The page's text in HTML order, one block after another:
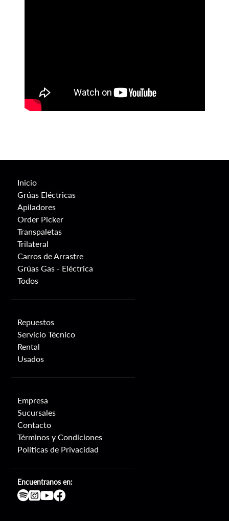
Inicio
Grúas Eléctricas
Apiladores
Order Picker
Transpaletas
Trilateral
Carros de Arrastre
Grúas Gas - Eléctrica
Todos
Repuestos
Servicio Técnico
Rental
Usados
Empresa
Sucursales
Contacto
Términos y Condiciones
Políticas de Privacidad
Encuentranos en: